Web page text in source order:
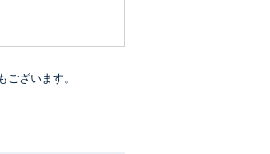
ざいます。